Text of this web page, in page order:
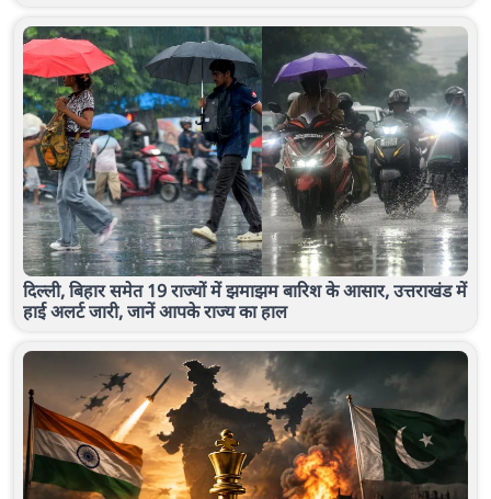
दिल्ली, बिहार समेत 19 राज्यों में झमाझम बारिश के आसार, उत्तराखंड में
हाई अलर्ट जारी, जानें आपके राज्य का हाल